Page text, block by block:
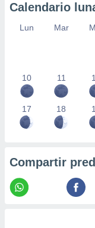
Calendario
Lun Mar
10 11
17 18
Compartir